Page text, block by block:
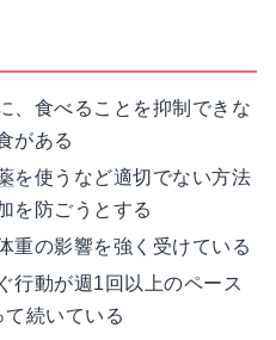
、食べることを抑制できな
がある
を使うなど適切でない方法
を防ごうとする
重の影響を強く受けている
行動が週1回以上のペース
続いている